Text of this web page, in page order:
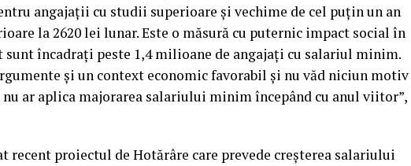
angajații cu studii superioare și vechime de cel puțin un an
la 2620 lei lunar. Este o măsură cu puternic impact social în
încadrați peste 1,4 milioane de angajați cu salariul minim.
și un context economic favorabil și nu văd niciun motiv
ar aplica majorarea salariului minim începând cu anul viitor”,
proiectul de Hotărâre care prevede creșterea salariului